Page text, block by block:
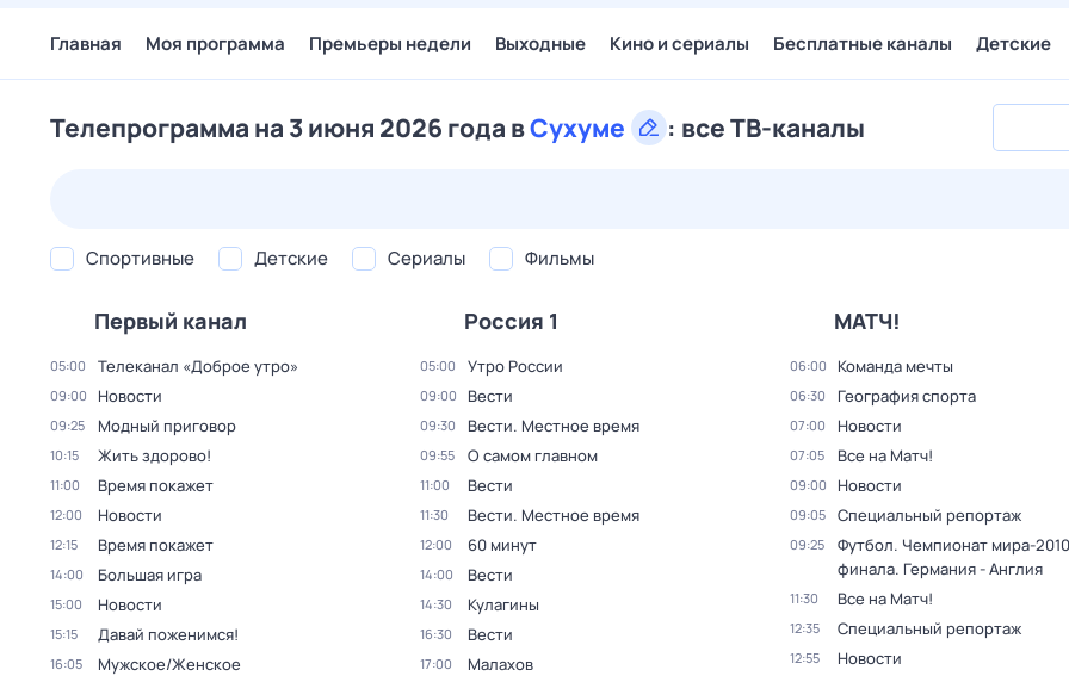
Главная Моя программа Премьеры недели Выходные Кино и сериалы Бесплатные каналы Детские
Телепрограмма на 3 июня 2026 года вСухуме : все ТВ-каналы
Спортивные Детские Сериалы Фильмы
Первый канал
05:00 Телеканал «Доброе утро»
09:00 Новости
09:25 Модный приговор
10:15 Жить здорово!
11:00 Время покажет
12:00 Новости
12:15 Время покажет
14:00 Большая игра
15:00 Новости
15:15 Давай поженимся!
16:05 Мужское/Женское
Россия 1
05:00 Утро России
09:00 Вести
09:30 Вести. Местное время
09:55 О самом главном
11:00 Вести
11:30 Вести. Местное время
12:00 60 минут
14:00 Вести
14:30 Кулагины
16:30 Вести
17:00 Малахов
МАТЧ!
06:00 Команда мечты
06:30 География спорта
07:00 Новости
07:05 Все на Матч!
09:00 Новости
09:05 Специальный репортаж
09:25
Футбол. Чемпионат мира-
финала. Германия - Англия
11:30 Все на Матч!
12:35 Специальный репортаж
12:55 Новости